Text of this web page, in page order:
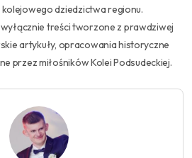
dziedzictwa regionu.
treści tworzone z prawdziwej
artykuły, opracowania historyczne
przez miłośników Kolei Podsudeckiej.